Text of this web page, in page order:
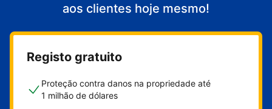
aos clientes hoje mesmo!
Registo gratuito
Proteção contra danos na propriedade até
1 milhão de dólares